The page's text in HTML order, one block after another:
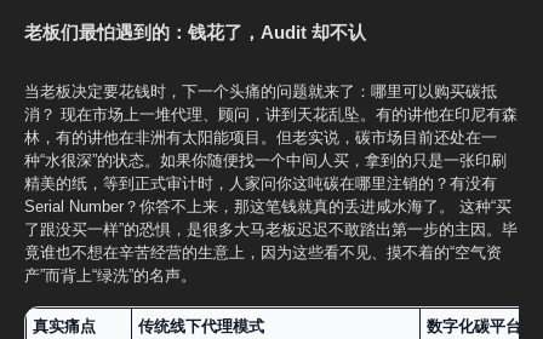
老板们最怕遇到的：钱花了，Audit 却不认
当老板决定要花钱时，下一个头痛的问题就来了：哪里可以购买碳抵
消？ 现在市场上一堆代理、顾问，讲到天花乱坠。有的讲他在印尼有森
林，有的讲他在非洲有太阳能项目。但老实说，碳市场目前还处在一
种“水很深”的状态。如果你随便找一个中间人买，拿到的只是一张印刷
精美的纸，等到正式审计时，人家问你这吨碳在哪里注销的？有没有
Serial Number？你答不上来，那这笔钱就真的丢进咸水海了。 这种“买
了跟没买一样”的恐惧，是很多大马老板迟迟不敢踏出第一步的主因。毕
竟谁也不想在辛苦经营的生意上，因为这些看不见、摸不着的“空气资
产”而背上“绿洗”的名声。
真实痛点 传统线下代理模式
数字化碳平台